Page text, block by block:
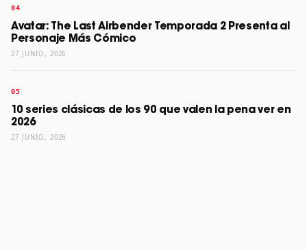
Avatar: The Last Airbender Temporada 2 Presenta al
Personaje Más Cómico
27 JUNIO, 2026
10 series clásicas de los 90 que valen la pena ver en
2026
27 JUNIO, 2026